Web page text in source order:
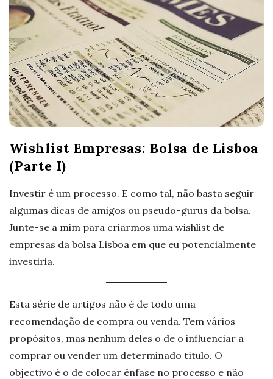
Wishlist Empresas: Bolsa de Lisboa
(Parte I)
Investir é um processo. E como tal, não basta seguir
algumas dicas de amigos ou pseudo-gurus da bolsa.
Junte-se a mim para criarmos uma wishlist de
empresas da bolsa Lisboa em que eu potencialmente
investiria.
Esta série de artigos não é de todo uma
recomendação de compra ou venda. Tem vários
propósitos, mas nenhum deles o de o influenciar a
comprar ou vender um determinado título. O
objectivo é o de colocar ênfase no processo e não